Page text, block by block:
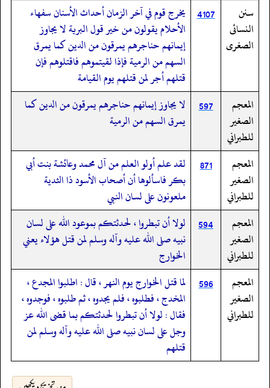
سنن
النسائى
الصغرى
4107 يخرج قوم في آخر الزمان أحداث الأسنان سفهاء
الأحلام يقولون من خير قول البرية لا يجاوز
إيمانهم حناجرهم يمرقون من الدين كما يمرق
السهم من الرمية فإذا لقيتموهم فاقتلوهم فإن
قتلهم أجر لمن قتلهم يوم القيامة
المعجم
الصغير
للطبراني
597
لا يجاوز إيمانهم حناجرهم يمرقون من الدين كما
يمرق السهم من الرمية
المعجم
الصغير
للطبراني
871
لقد علم أولو العلم من آل محمد وعائشة بنت أبي
بكر فاسألوها أن أصحاب الأسود ذا الثدية
ملعونون على لسان النبي
المعجم
الصغير
للطبراني
594
لولا أن تبطروا ، لحدثتكم بموعود الله على لسان
نبيه صلى الله عليه وآله وسلم لمن قتل هؤلاء يعني
الخوارج
المعجم
الصغير
للطبراني
596
لما قتل الخوارج يوم النهر ، قال : اطلبوا المجدع ،
المخدج ، فطلبوه ، فلم يجدوه ، ثم طلبوه ، فوجدوه ،
فقال : لولا أن تبطروا لحدثتكم بما قضى الله عز
وجل على لسان نبيه صلى الله عليه وآله وسلم لمن
قتلهم